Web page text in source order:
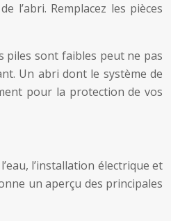
l’abri. Remplacez les pièces
piles sont faibles peut ne pas
Un abri dont le système de
pour la protection de vos
l’installation électrique et
un aperçu des principales